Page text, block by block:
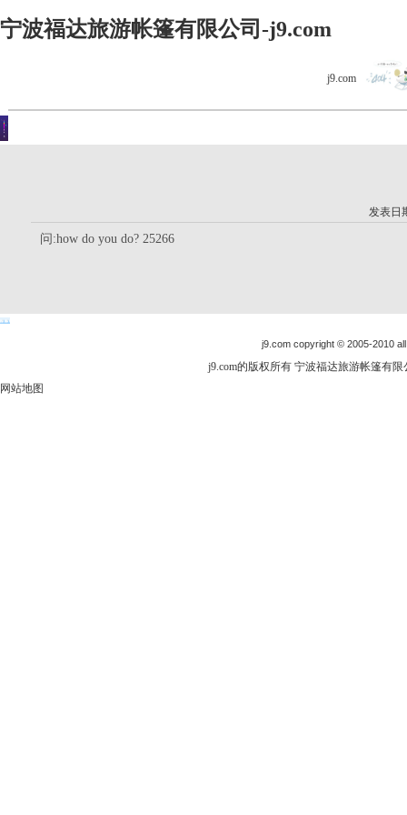
宁波福达旅游帐篷有限公司-j9.com
j9.com
发表日
问:how do you do? 25266
j9.com copyright © 2005-2010
j9.com的版权所有 宁波福达旅游帐篷有
网站地图